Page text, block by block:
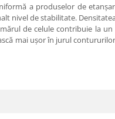
a produselor de
nivel de stabilitate.
de celule contribuie la
mai ușor în jurul